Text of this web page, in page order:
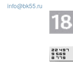
info@bk55.ru